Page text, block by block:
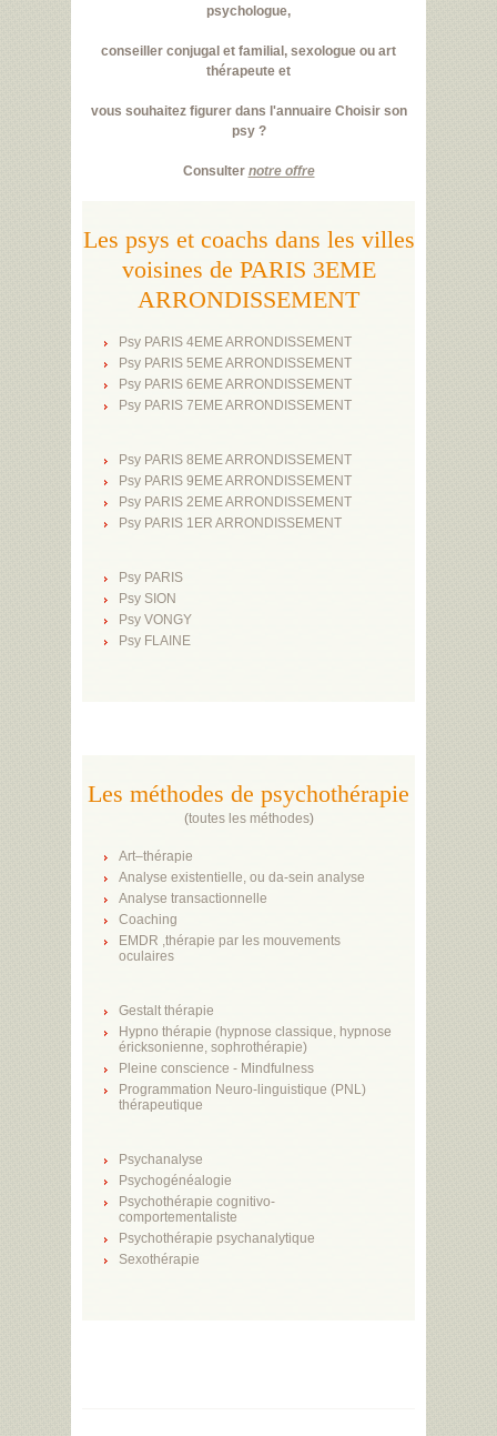
psychologue,
conseiller conjugal et familial, sexologue ou art
thérapeute et
vous souhaitez figurer dans l'annuaire Choisir son
psy ?
Consulter notre offre
Les psys et coachs dans les villes
voisines de PARIS 3EME
ARRONDISSEMENT
Psy PARIS 4EME ARRONDISSEMENT
Psy PARIS 5EME ARRONDISSEMENT
Psy PARIS 6EME ARRONDISSEMENT
Psy PARIS 7EME ARRONDISSEMENT
Psy PARIS 8EME ARRONDISSEMENT
Psy PARIS 9EME ARRONDISSEMENT
Psy PARIS 2EME ARRONDISSEMENT
Psy PARIS 1ER ARRONDISSEMENT
Psy PARIS
Psy SION
Psy VONGY
Psy FLAINE
Les méthodes de psychothérapie
(toutes les méthodes)
Art–thérapie
Analyse existentielle, ou da-sein analyse
Analyse transactionnelle
Coaching
EMDR ,thérapie par les mouvements
oculaires
Gestalt thérapie
Hypno thérapie (hypnose classique, hypnose
éricksonienne, sophrothérapie)
Pleine conscience - Mindfulness
Programmation Neuro-linguistique (PNL)
thérapeutique
Psychanalyse
Psychogénéalogie
Psychothérapie cognitivo-
comportementaliste
Psychothérapie psychanalytique
Sexothérapie